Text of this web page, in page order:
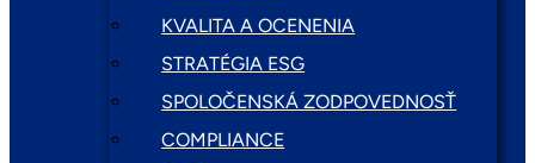
KVALITA A OCENENIA
STRATÉGIA ESG
SPOLOČENSKÁ ZODPOVEDNOSŤ
COMPLIANCE